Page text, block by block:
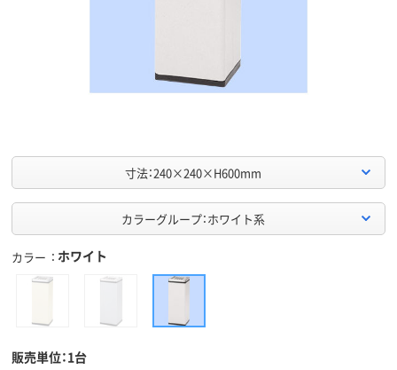
寸法：240×240×H600mm
カラーグループ：ホワイト系
カラー ホワイト
販売単位：1台